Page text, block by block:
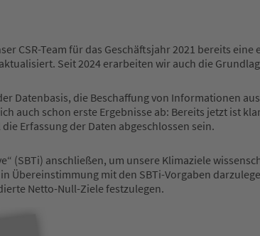
CSR-Team für das Geschäftsjahr 2021 bereits
Seit 2024 erarbeiten wir auch die
Datenbasis, die Beschaffung von Informationen
auch schon erste Ergebnisse ab: Bereits jetzt ist
Erfassung der Daten abgeschlossen sein.
(SBTi) anschließen, um unsere Klimaziele
mit den SBTi-Vorgaben
Netto-Null-Ziele festzulegen.